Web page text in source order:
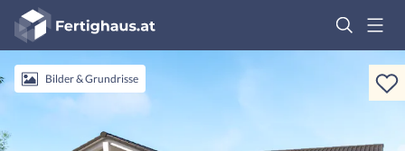
Fertighaus
Logo
AnmeldenBilder & Grundrisse